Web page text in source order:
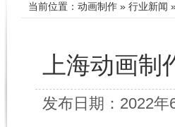
当前位置： 动画制作 » 行业新闻
上海动画
发布日期：2022